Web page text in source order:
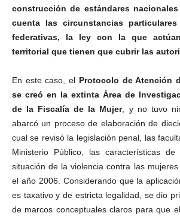
construcción de estándares
cuenta las circunstancias
federativas, la ley con la que
territorial que tienen que cubrir las
En este caso, el Protocolo de Atención
se creó en la extinta Área de
de la Fiscalía de la Mujer, y no tuvo
abarcó un proceso de elaboración de
cual se revisó la legislación penal, las
Ministerio Público, las características
situación de la violencia contra las
el año 2006. Considerando que la
es taxativo y de estricta legalidad, se dio
de marcos conceptuales claros para que